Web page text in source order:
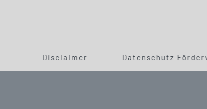
Disclaimer Datenschutz